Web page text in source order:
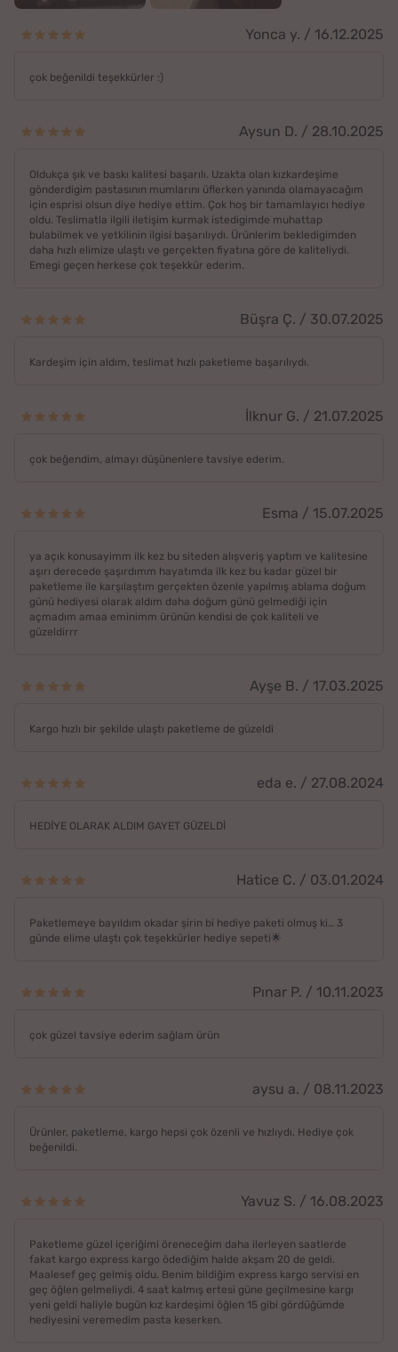
Yonca y. / 16.12.2025
çok beğenildi teşekkürler :)
Aysun D. / 28.10.2025
Oldukça şık ve baskı kalitesi başarılı. Uzakta olan kızkardeşime
gönderdigim pastasının mumlarını üflerken yanında olamayacağım
için esprisi olsun diye hediye ettim. Çok hoş bir tamamlayıcı hediye
oldu. Teslimatla ilgili iletişim kurmak istedigimde muhattap
bulabilmek ve yetkilinin ilgisi başarılıydı. Ürünlerim bekledigimden
daha hızlı elimize ulaştı ve gerçekten fiyatına göre de kaliteliydi.
Emegi geçen herkese çok teşekkür ederim.
Büşra Ç. / 30.07.2025
Kardeşim için aldım, teslimat hızlı paketleme başarılıydı.
İlknur G. / 21.07.2025
çok beğendim, almayı düşünenlere tavsiye ederim.
Esma / 15.07.2025
ya açık konusayimm ilk kez bu siteden alışveriş yaptım ve kalitesine
aşırı derecede şaşırdımm hayatımda ilk kez bu kadar güzel bir
paketleme ile karşılaştım gerçekten özenle yapılmış ablama doğum
günü hediyesi olarak aldım daha doğum günü gelmediği için
açmadım amaa eminimm ürünün kendisi de çok kaliteli ve
güzeldirrr
Ayşe B. / 17.03.2025
Kargo hızlı bir şekilde ulaştı paketleme de güzeldi
eda e. / 27.08.2024
HEDİYE OLARAK ALDIM GAYET GÜZELDİ
Hatice C. / 03.01.2024
Paketlemeye bayıldım okadar şirin bi hediye paketi olmuş ki… 3
günde elime ulaştı çok teşekkürler hediye sepeti🌟
Pınar P. / 10.11.2023
çok güzel tavsiye ederim sağlam ürün
aysu a. / 08.11.2023
Ürünler, paketleme, kargo hepsi çok özenli ve hızlıydı. Hediye çok
beğenildi.
Yavuz S. / 16.08.2023
Paketleme güzel içeriğimi öreneceğim daha ilerleyen saatlerde
fakat kargo express kargo ödediğim halde akşam 20 de geldi.
Maalesef geç gelmiş oldu. Benim bildiğim express kargo servisi en
geç öğlen gelmeliydi. 4 saat kalmış ertesi güne geçilmesine kargı
yeni geldi haliyle bugün kız kardeşimi öğlen 15 gibi gördüğümde
hediyesini veremedim pasta keserken.